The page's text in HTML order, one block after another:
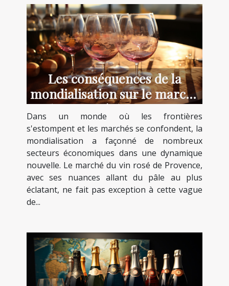
Les conséquences de la
mondialisation sur le marché
du vin rosé de Provence
Dans un monde où les frontières
s'estompent et les marchés se confondent, la
mondialisation a façonné de nombreux
secteurs économiques dans une dynamique
nouvelle. Le marché du vin rosé de Provence,
avec ses nuances allant du pâle au plus
éclatant, ne fait pas exception à cette vague
de...